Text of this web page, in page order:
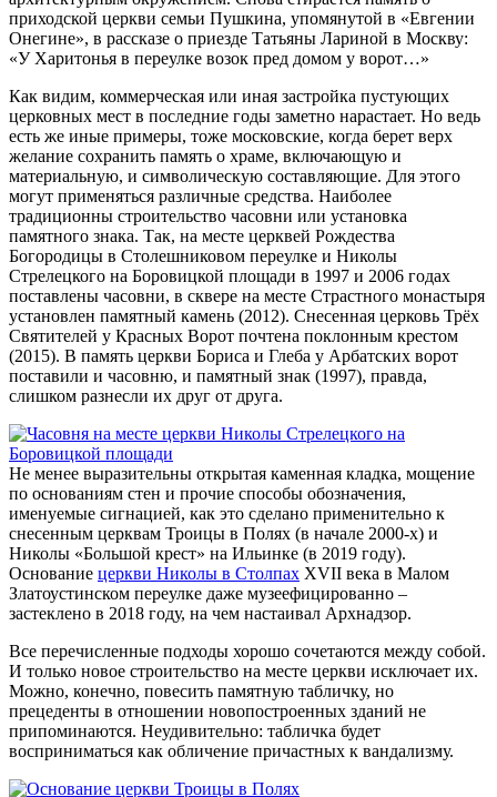
приходской церкви семьи Пушкина, упомянутой в «Евгении
Онегине», в рассказе о приезде Татьяны Лариной в Москву:
«У Харитонья в переулке возок пред домом у ворот…»
Как видим, коммерческая или иная застройка пустующих
церковных мест в последние годы заметно нарастает. Но ведь
есть же иные примеры, тоже московские, когда берет верх
желание сохранить память о храме, включающую и
материальную, и символическую составляющие. Для этого
могут применяться различные средства. Наиболее
традиционны строительство часовни или установка
памятного знака. Так, на месте церквей Рождества
Богородицы в Столешниковом переулке и Николы
Стрелецкого на Боровицкой площади в 1997 и 2006 годах
поставлены часовни, в сквере на месте Страстного монастыря
установлен памятный камень (2012). Снесенная церковь Трёх
Святителей у Красных Ворот почтена поклонным крестом
(2015). В память церкви Бориса и Глеба у Арбатских ворот
поставили и часовню, и памятный знак (1997), правда,
слишком разнесли их друг от друга.
Не менее выразительны открытая каменная кладка, мощение
по основаниям стен и прочие способы обозначения,
именуемые сигнацией, как это сделано применительно к
снесенным церквам Троицы в Полях (в начале 2000-х) и
Николы «Большой крест» на Ильинке (в 2019 году).
Основание церкви Николы в Столпах XVII века в Малом
Златоустинском переулке даже музеефицированно –
застеклено в 2018 году, на чем настаивал Архнадзор.
Все перечисленные подходы хорошо сочетаются между собой.
И только новое строительство на месте церкви исключает их.
Можно, конечно, повесить памятную табличку, но
прецеденты в отношении новопостроенных зданий не
припоминаются. Неудивительно: табличка будет
восприниматься как обличение причастных к вандализму.